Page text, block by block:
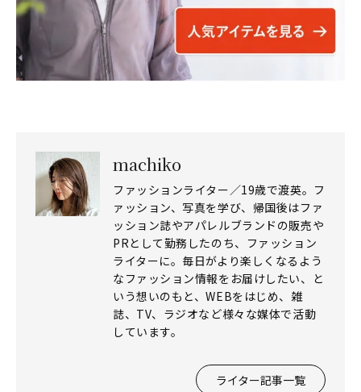
machiko
ファッションライター／19歳で渡英。フ
ァッション、写真を学び、帰国後はファ
ッション誌やアパレルブランドの販売や
PRとして勤務したのち、ファッション
ライターに。毎日がより楽しくなるよう
なファッション情報をお届けしたい、と
いう想いのもと、WEBをはじめ、雑
誌、TV、ラジオなど様々な媒体で活動
しています。
ライター記事一覧